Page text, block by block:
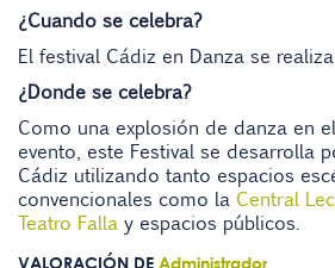
¿Cuando se celebra?
El festival Cádiz en Danza se
¿Donde se celebra?
Como una explosión de danza en
evento, este Festival se desarrolla
Cádiz utilizando tanto espacios
convencionales como la Central
Teatro Fallay espacios públicos.
VALORACIÓN DE Administrador